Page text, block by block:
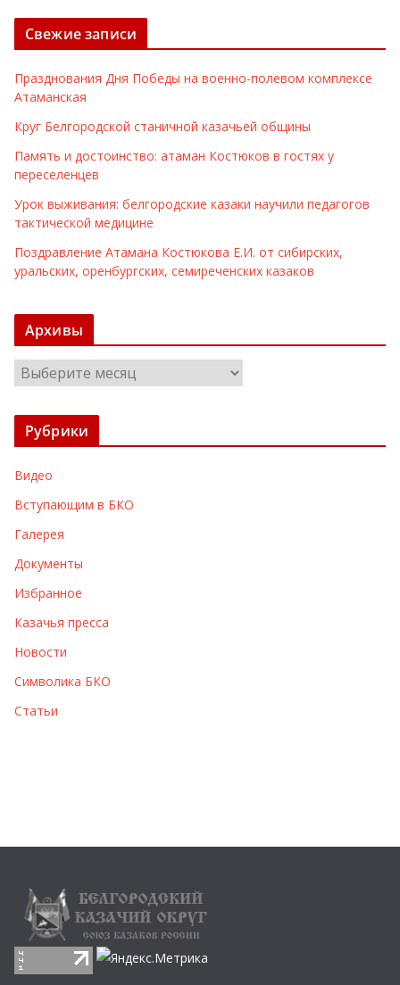
Свежие записи
Празднования Дня Победы на военно-полевом комплексе
Атаманская
Круг Белгородской станичной казачьей общины
Память и достоинство: атаман Костюков в гостях у
переселенцев
Урок выживания: белгородские казаки научили педагогов
тактической медицине
Поздравление Атамана Костюкова Е.И. от сибирских,
уральских, оренбургских, семиреченских казаков
Архивы
р
х
ы
Рубрики
Видео
Вступающим в БКО
Галерея
Документы
Избранное
Казачья пресса
Новости
Символика БКО
Статьи